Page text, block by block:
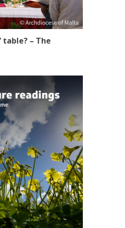
table? – The